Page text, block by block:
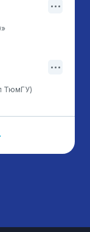
ТюмГУ)